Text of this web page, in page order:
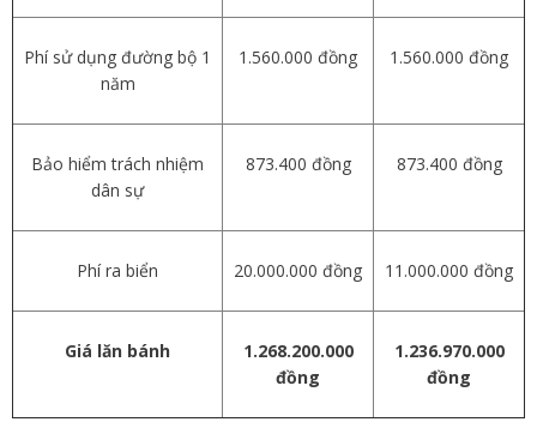
Phí sử dụng đường bộ 1
năm
1.560.000 đồng 1.560.000 đồng
Bảo hiểm trách nhiệm
dân sự
873.400 đồng 873.400 đồng
Phí ra biển 20.000.000 đồng 11.000.000 đồng
Giá lăn bánh
1.268.200.000
đồng
1.236.970.000
đồng